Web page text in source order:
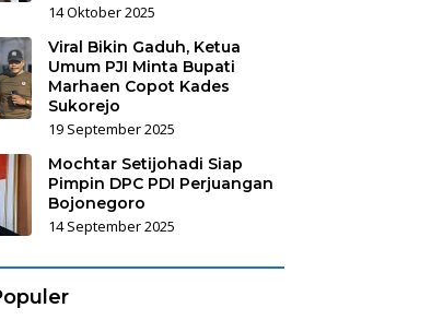
14 Oktober 2025
Viral Bikin Gaduh, Ketua
Umum PJI Minta Bupati
Marhaen Copot Kades
Sukorejo
19 September 2025
Mochtar Setijohadi Siap
Pimpin DPC PDI Perjuangan
Bojonegoro
14 September 2025